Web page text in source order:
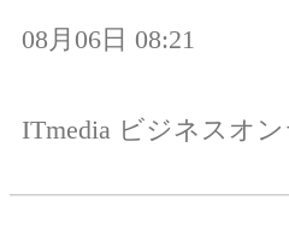
08月06日 08:21
ITmedia ビジネスオ